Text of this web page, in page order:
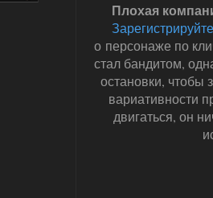
Плохая
о персонаже по
стал бандитом,
остановки, чтобы
вариативности
двигаться, он